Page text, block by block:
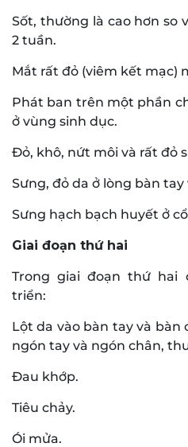
Sốt, thường là cao hơn so
2 tuần.
Mắt rất đỏ (viêm kết mạc)
Phát ban trên một phần
ở vùng sinh dục.
Đỏ, khô, nứt môi và rất đỏ
Sưng, đỏ da ở lòng bàn
Sưng hạch bạch huyết ở
Giai đoạn thứ hai
Trong giai đoạn thứ hai
triển:
Lột da vào bàn tay và bàn
ngón tay và ngón chân,
Đau khớp.
Tiêu chảy.
Ói mửa.